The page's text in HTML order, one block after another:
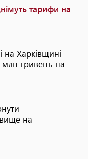
тарифи на
на Харківщині
млн гривень на
на